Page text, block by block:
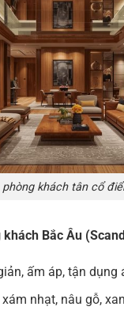
phòng khách tân cổ
Bắc Âu
ấm áp, tận dụng
xám nhạt, nâu gỗ,